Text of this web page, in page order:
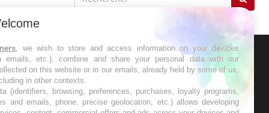
les semaines les meilleures
, we wish to store and access information on your devices
emails, etc.), combine and share your personal data with our
on this website or in our emails, already held by some of us,
in other contexts.
(identifiers, browsing, preferences, purchases, loyalty programs,
and emails, phone, precise geolocation, etc.) allows developing